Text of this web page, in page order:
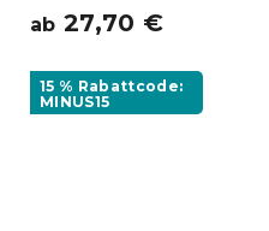
ab 27,70 €
15 % Rabattcode:
MINUS15